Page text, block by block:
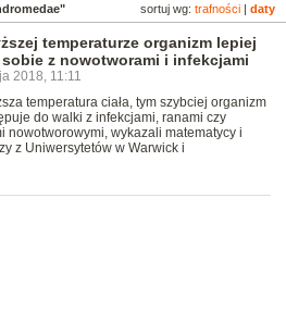
sortuj wg: trafności daty
temperaturze organizm lepiej
sobie z nowotworami i infekcjami
2018, 11:11
temperatura ciała, tym szybciej organizm
do walki z infekcjami, ranami czy
nowotworowymi, wykazali matematycy i
z Uniwersytetów w Warwick i